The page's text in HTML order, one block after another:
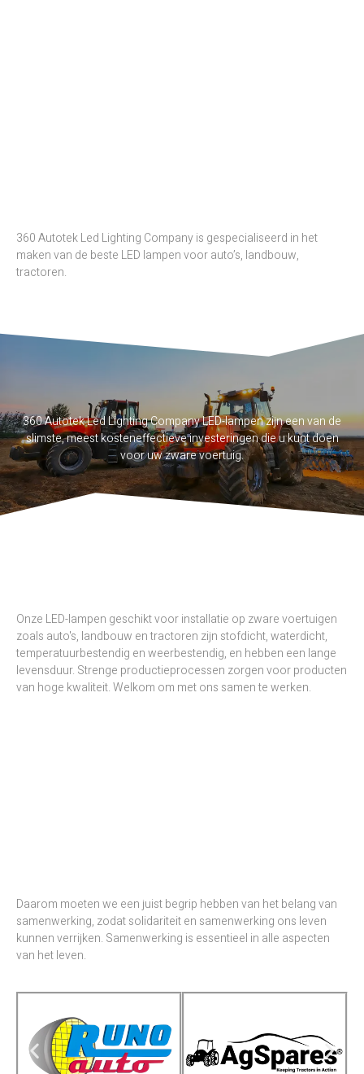
360 Autotek Led Lighting Company is gespecialiseerd in het
maken van de beste LED lampen voor auto’s, landbouw,
tractoren.
360 Autotek Led Lighting Company LED-lampen zijn een van de
slimste, meest kosteneffectieve investeringen die u kunt doen
voor uw zware voertuig.
Onze LED-lampen geschikt voor installatie op zware voertuigen
zoals auto's, landbouw en tractoren zijn stofdicht, waterdicht,
temperatuurbestendig en weerbestendig, en hebben een lange
levensduur. Strenge productieprocessen zorgen voor producten
van hoge kwaliteit. Welkom om met ons samen te werken.
Daarom moeten we een juist begrip hebben van het belang van
samenwerking, zodat solidariteit en samenwerking ons leven
kunnen verrijken. Samenwerking is essentieel in alle aspecten
van het leven.